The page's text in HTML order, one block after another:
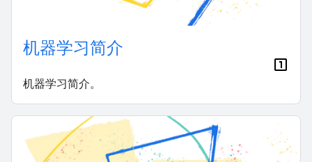
机器学习简介
机器学习简介。